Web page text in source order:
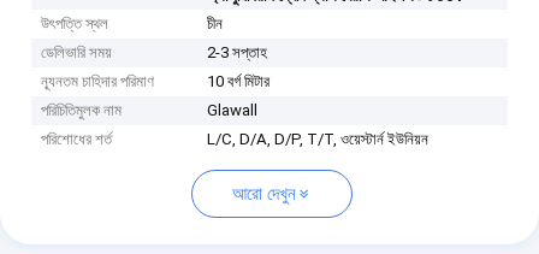
উৎপত্তি স্থল
চীন
ডেলিভারি সময়
2-3 সপ্তাহ
ন্যূনতম চাহিদার পরিমাণ
10 বর্গ মিটার
পরিচিতিমুলক নাম
Glawall
পরিশোধের শর্ত
L/C, D/A, D/P, T/T, ওয়েস্টার্ন ইউনিয়ন
আরো দেখুন